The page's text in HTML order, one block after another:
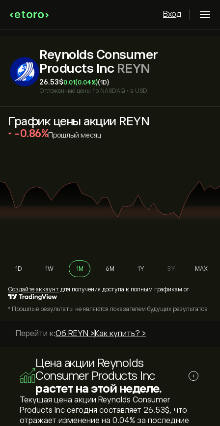
Вход
Reynolds Consumer
Products Inc REYN
26.53‎$‎0.01 (0.04%)(1D)
Отложенные цены по NASDAQ • в USD
График цены акции REYN
‎-0.86‎ Прошлый месяц
1D 1W 1M 6M 1Y 3Y MAX
Cоздайте аккаунт для получения доступа к полным графикам от
* Прошлые результаты не являются показателем будущих результатов
Перейти к:Об REYN > Как купить? >
Цена акции Reynolds
Consumer Products Inc
растет на этой неделе.
i
Текущая цена акции Reynolds Consumer
Products Inc сегодня составляет 26.53‎$‎, что
отражает изменение на ‎0.04‎% за последние